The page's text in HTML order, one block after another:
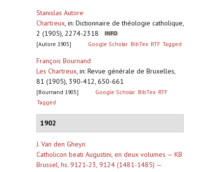
Stanislas Autore
Chartreux, in: Dictionnaire de théologie catholique,
2 (1905), 2274-2318
[Autore 1905] Google Scholar BibTex RTF Tagged
François Bournand
Les Chartreux, in: Revue générale de Bruxelles,
81 (1905), 390-412, 650-661
[Bournand 1905] Google Scholar BibTex RTF
Tagged
1902
J. Van den Gheyn
Catholicon beati Augustini, en deux volumes — KB
Brussel, hs. 9121-23, 9124 (1481-1485) —